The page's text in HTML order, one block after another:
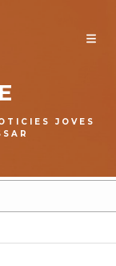
JOVES